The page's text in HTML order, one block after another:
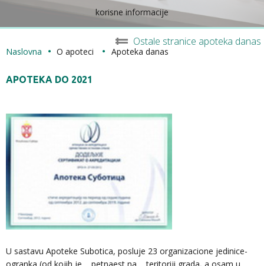
korisne informacije
Ostale stranice apoteka danas
Naslovna O apoteci Apoteka danas
APOTEKA DO 2021
U sastavu Apoteke Subotica, posluje 23 organizacione jedinice-